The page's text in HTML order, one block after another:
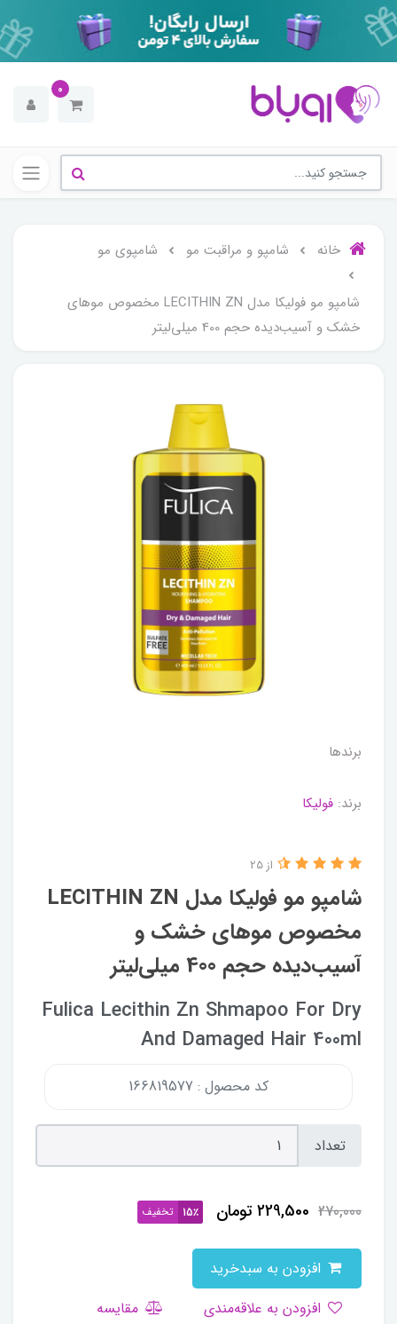
0
خانه شامپو و مراقبت مو شامپوی مو
شامپو مو فولیکا مدل LECITHIN ZN مخصوص موهای
خشک و آسیب‌دیده حجم 400 میلی‌لیتر
برندها
برند: فولیکا
شامپو مو فولیکا مدل LECITHIN ZN
مخصوص موهای خشک و
آسیب‌دیده حجم 400 میلی‌لیتر
از 25
Fulica Lecithin Zn Shmapoo For Dry
And Damaged Hair 400ml
کد محصول : 166819577
تعداد
270,000
229,500تومان 15٪ تخفیف
مقایسه